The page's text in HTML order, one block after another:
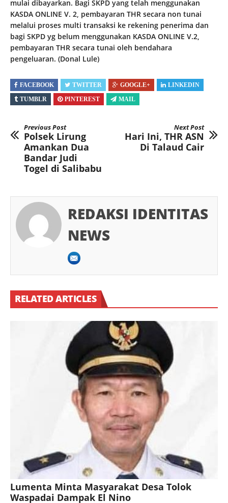
mulai dibayarkan. Bagi SKPD yang telah menggunakan
KASDA ONLINE V. 2, pembayaran THR secara non tunai
melalui proses multi transaksi ke rekening penerima dan
bagi SKPD yg belum menggunakan KASDA ONLINE V.2,
pembayaran THR secara tunai oleh bendahara
pengeluaran. (Donal Lule)
FACEBOOK TWITTER GOOGLE+
LINKEDIN
TUMBLR
PINTEREST MAIL
Previous Post
Polsek Lirung
Amankan Dua
Bandar Judi
Togel di Salibabu
Next Post
Hari Ini, THR ASN
Di Talaud Cair
REDAKSI IDENTITAS
NEWS
RELATED ARTICLES
Lumenta Minta Masyarakat Desa Tolok
Waspadai Dampak El Nino